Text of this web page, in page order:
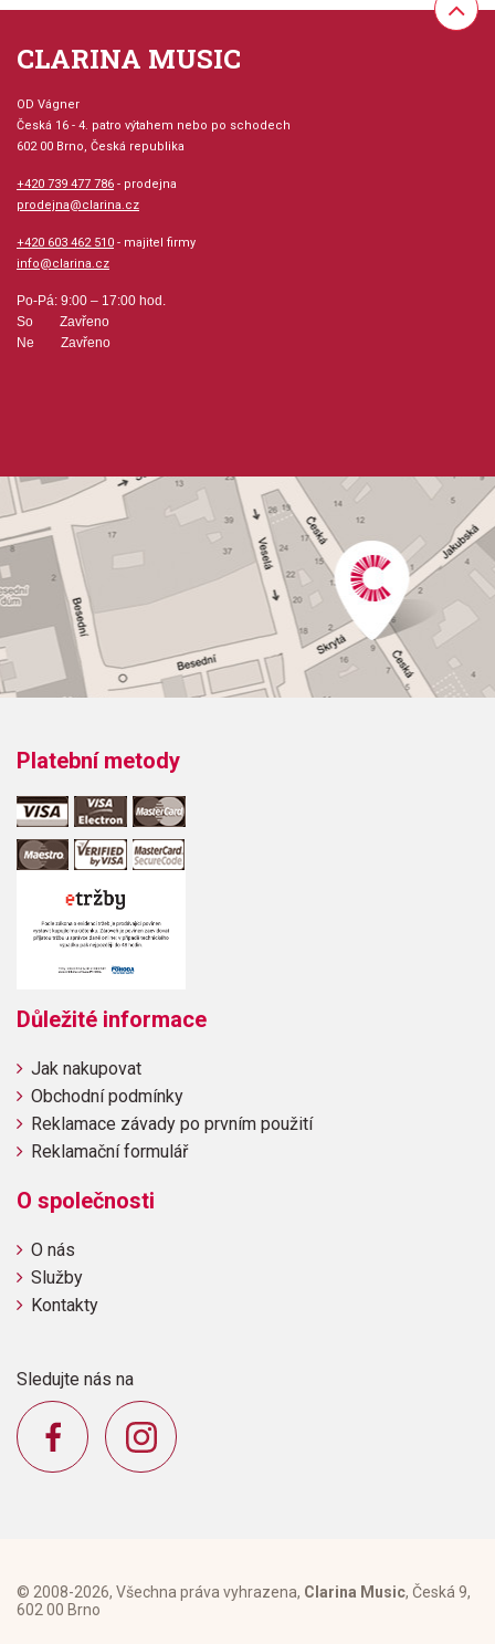
balení 10 ks
CLARINA MUSIC
OD Vágner
Česká 16 - 4. patro výtahem nebo po schodech
602 00 Brno, Česká republika
+420 739 477 786 - prodejna
prodejna@clarina.cz
+420 603 462 510 - majitel firmy
info@clarina.cz
Po-Pá: 9:00 – 17:00 hod.
So Zavřeno
Ne Zavřeno
Platební metody
Důležité informace
Jak nakupovat
Obchodní podmínky
Reklamace závady po prvním použití
Reklamační formulář
O společnosti
O nás
Služby
Kontakty
Sledujte nás na
© 2008-2026, Všechna práva vyhrazena, Clarina Music, Česká 9,
602 00 Brno